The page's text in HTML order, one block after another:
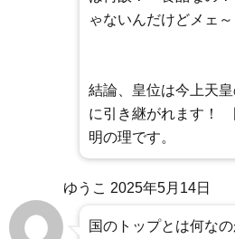
ゃないんだけどメェ～
結論、皇位は今上天
に引き継がれます！
明の理です。
ゆうこ 2025年5月14日
国のトップとは何な